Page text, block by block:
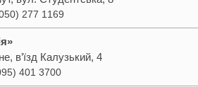
277 1169
в’їзд Калузький, 4
401 3700